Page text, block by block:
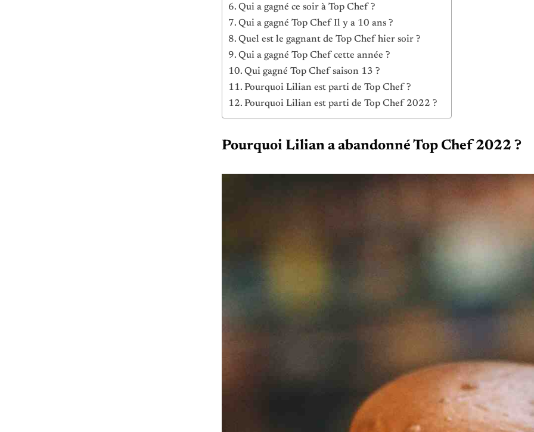
Qui a gagné ce soir à Top Chef ?
Qui a gagné Top Chef Il y a 10 ans ?
Quel est le gagnant de Top Chef hier soir ?
Qui a gagné Top Chef cette année ?
Qui gagné Top Chef saison 13 ?
Pourquoi Lilian est parti de Top Chef ?
Pourquoi Lilian est parti de Top Chef 2022 ?
Pourquoi Lilian a abandonné Top Chef 2022 ?